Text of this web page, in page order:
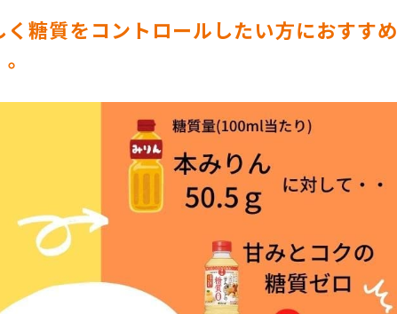
糖質をコントロールしたい方におすすめ